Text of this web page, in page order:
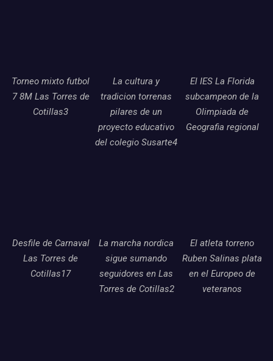
Torneo mixto futbol
7 8M Las Torres de
Cotillas3
La cultura y
tradicion torrenas
pilares de un
proyecto educativo
del colegio Susarte4
El IES La Florida
subcampeon de la
Olimpiada de
Geografia regional
Desfile de Carnaval
Las Torres de
Cotillas17
La marcha nordica
sigue sumando
seguidores en Las
Torres de Cotillas2
El atleta torreno
Ruben Salinas plata
en el Europeo de
veteranos